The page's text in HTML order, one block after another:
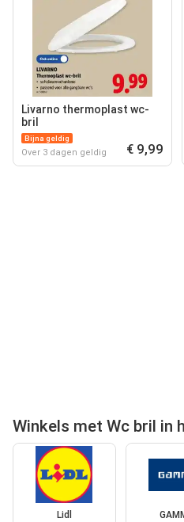
Livarno thermoplast wc-
bril
Bijna geldig
Over 3 dagen geldig € 9,99
Winkels met Wc bril in
Lidl